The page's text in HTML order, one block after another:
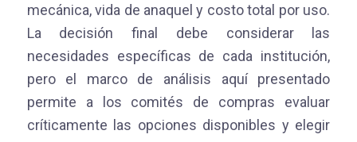
mecánica, vida de anaquel y costo total por uso.
La decisión final debe considerar las
necesidades específicas de cada institución,
pero el marco de análisis aquí presentado
permite a los comités de compras evaluar
críticamente las opciones disponibles y elegir